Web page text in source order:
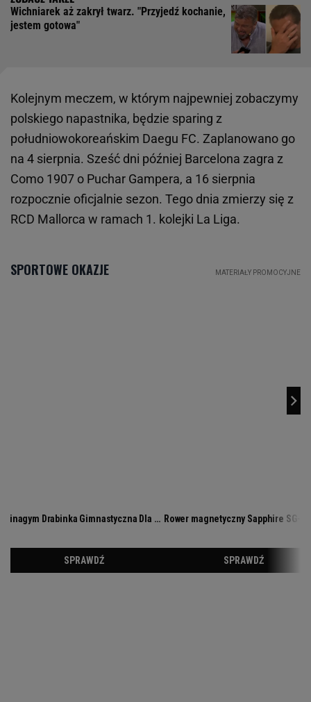
Wichniarek aż zakrył twarz. "Przyjedź kochanie,
jestem gotowa"
Kolejnym meczem, w którym najpewniej zobaczymy
polskiego napastnika, będzie sparing z
południowokoreańskim Daegu FC. Zaplanowano go
na 4 sierpnia. Sześć dni później Barcelona zagra z
Como 1907 o Puchar Gampera, a 16 sierpnia
rozpocznie oficjalnie sezon. Tego dnia zmierzy się z
RCD Mallorca w ramach 1. kolejki La Liga.